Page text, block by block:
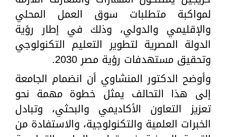
لمواكبة متطلبات سوق العمل المحلي
والإقليمي والدولي، وذلك في إطار رؤية
الدولة المصرية لتطوير التعليم التكنولوجي
وتحقيق مستهدفات رؤية مصر 2030.
وأوضح الدكتور المنشاوي أن انضمام الجامعة
إلى هذا التحالف يمثل خطوة مهمة نحو
تعزيز التعاون الأكاديمي والبحثي، وتبادل
الخبرات العلمية والتكنولوجية، والاستفادة من